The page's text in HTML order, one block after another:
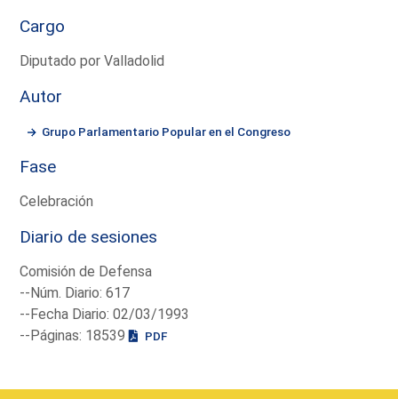
Cargo
Diputado por Valladolid
Autor
Grupo Parlamentario Popular en el Congreso
Fase
Celebración
Diario de sesiones
Comisión de Defensa
--Núm. Diario: 617
--Fecha Diario: 02/03/1993
--Páginas: 18539
PDF